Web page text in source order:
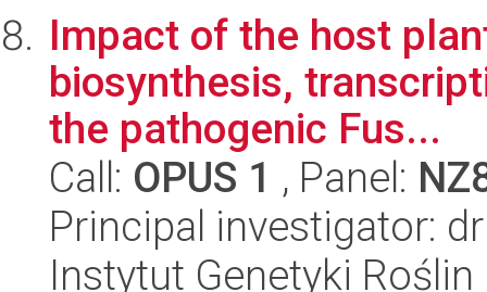
Impact of the host
biosynthesis,
the pathogenic Fus...
Call: OPUS 1 , Panel:
Principal investigator:
Instytut Genetyki Roślin